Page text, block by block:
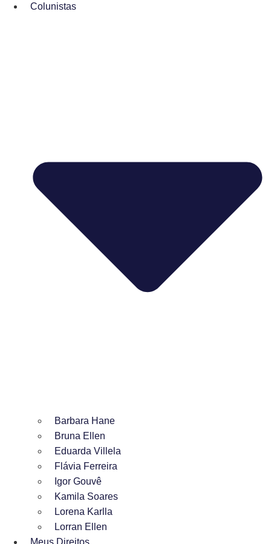
Colunistas
Barbara Hane
Bruna Ellen
Eduarda Villela
Flávia Ferreira
Igor Gouvê
Kamila Soares
Lorena Karlla
Lorran Ellen